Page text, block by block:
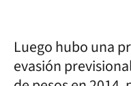
Luego hubo una
evasión